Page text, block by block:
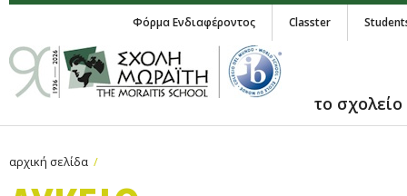
Φόρμα Ενδιαφέροντος Classter
το σχολείο
αρχική σελίδα